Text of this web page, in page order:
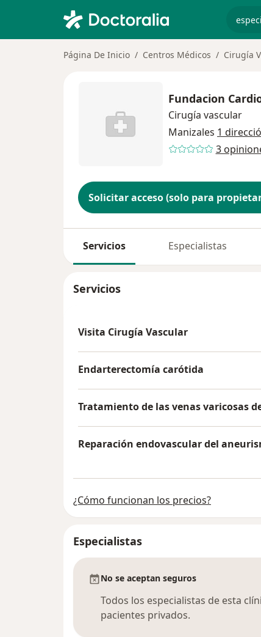
Página De Inicio Centros Médicos Cirugía
Fundacion
Cirugía vascular
Manizales 1
3
Solicitar acceso (solo para
Servicios Especialistas
Servicios
Visita Cirugía Vascular
Endarterectomía carótida
Tratamiento de las venas varicosas
Reparación endovascular del
¿Cómo funcionan los precios?
Especialistas
No se aceptan seguros
Todos los especialistas de esta
pacientes privados.